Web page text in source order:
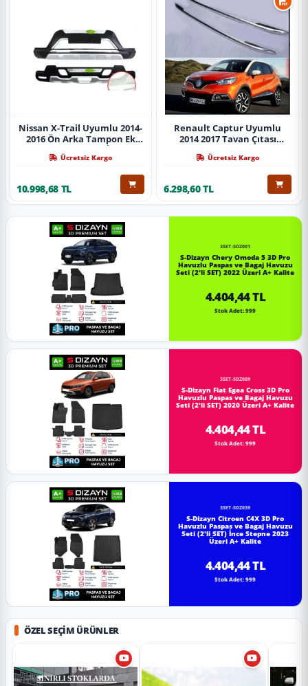
Nissan X-Trail Uyumlu 2014-
2016 Ön Arka Tampon Ek
Koruma Difüzör İthal
Ücretsiz Kargo
10.998,68 TL
Renault Captur Uyumlu
2014 2017 Tavan Çıtası
Ücretsiz Kargo
6.298,60 TL
3SET-SDZ001
S-Dizayn Chery Omoda 5 3D Pro
Havuzlu Paspas ve Bagaj Havuzu
Seti (2'li SET) 2022 Üzeri A+ Kalite
4.404,44 TL
Stok Adet: 999
3SET-SDZ089
S-Dizayn Fiat Egea Cross 3D Pro
Havuzlu Paspas ve Bagaj Havuzu
Seti (2'li SET) 2020 Üzeri A+ Kalite
4.404,44 TL
Stok Adet: 999
3SET-SDZ039
S-Dizayn Citroen C4X 3D Pro
Havuzlu Paspas ve Bagaj Havuzu
Seti (2'li SET) İnce Stepne 2023
Üzeri A+ Kalite
4.404,44 TL
Stok Adet: 999
ÖZEL SEÇIM ÜRÜNLER